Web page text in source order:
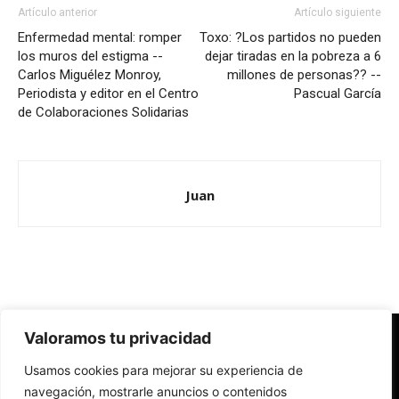
Valoramos tu privacidad
Usamos cookies para mejorar su experiencia de
navegación, mostrarle anuncios o contenidos
Artículo anterior
Enfermedad mental: romper
los muros del estigma --
Carlos Miguélez Monroy,
Periodista y editor en el Centro
de Colaboraciones Solidarias
Artículo siguiente
Toxo: ?Los partidos no pueden
dejar tiradas en la pobreza a 6
millones de personas?? --
Pascual García
Juan
Redes Cristianas
Una mirada alternativa sobre la Iglesia católica y la sociedad
- Colectivos de Redes Cristianas